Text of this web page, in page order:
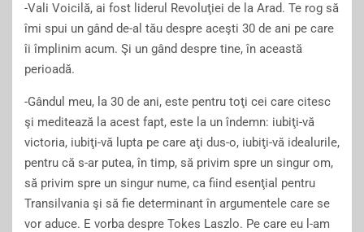
-Vali Voicilă, ai fost liderul Revoluţiei de la Arad. Te rog să
îmi spui un gând de-al tău despre aceşti 30 de ani pe care
îi împlinim acum. Şi un gând despre tine, în această
perioadă.
-Gândul meu, la 30 de ani, este pentru toţi cei care citesc
şi meditează la acest fapt, este la un îndemn: iubiţi-vă
victoria, iubiţi-vă lupta pe care aţi dus-o, iubiţi-vă idealurile,
pentru că s-ar putea, în timp, să privim spre un singur om,
să privim spre un singur nume, ca fiind esenţial pentru
Transilvania şi să fie determinant în argumentele care se
vor aduce. E vorba despre Tokes Laszlo. Pe care eu l-am